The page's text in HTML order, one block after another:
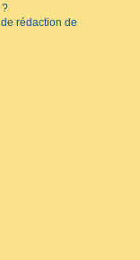
?
rédaction de